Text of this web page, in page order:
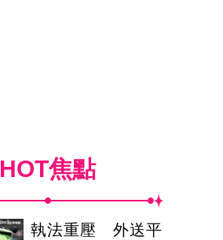
HOT焦點
執法重壓 外送平